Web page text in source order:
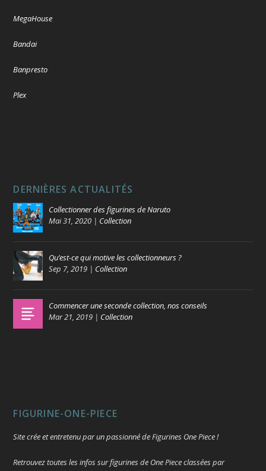
MegaHouse
Bandai
Banpresto
Plex
DERNIÈRES ACTUALITÉS
Collectionner des figurines de Naruto
Mai 31, 2020 | Collection
Qu’est-ce qui motive les collectionneurs ?
Sep 7, 2019 | Collection
Commencer une seconde collection, nos conseils
Mar 21, 2019 | Collection
FIGURINE-ONE-PIECE
Site crée et entretenu par un passionné de Figurines One Piece !
Retrouvez toutes les infos sur figurines de One Piece classées par